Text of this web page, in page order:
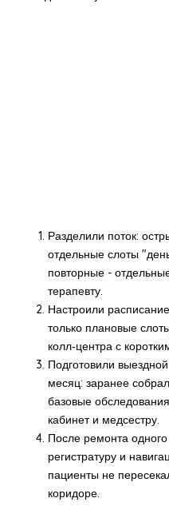
Разделили поток:
отдельные слоты
повторные -
терапевту.
Настроили
только плановые
колл‑центра с
Подготовили
месяц: заранее
базовые
кабинет и медсестру.
После ремонта
регистратуру и
пациенты не
коридоре.